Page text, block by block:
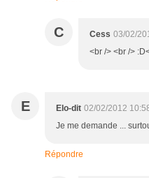
C Cess 03/02/
<br /> <br />
E Elo-dit 02/02/2012
Je me demande ...
Répondre